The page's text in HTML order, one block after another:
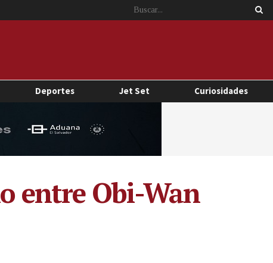
Deportes Jet Set Curiosidades
entre Obi-Wan